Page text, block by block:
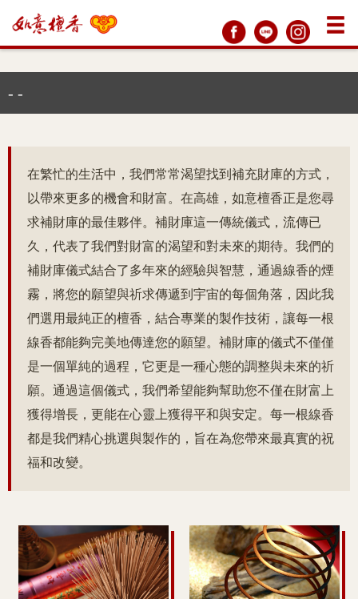
- -
在繁忙的生活中，我們常常渴望找到補充財庫的方式，
以帶來更多的機會和財富。在高雄，如意檀香正是您尋
求補財庫的最佳夥伴。補財庫這一傳統儀式，流傳已
久，代表了我們對財富的渴望和對未來的期待。我們的
補財庫儀式結合了多年來的經驗與智慧，通過線香的煙
霧，將您的願望與祈求傳遞到宇宙的每個角落，因此我
們選用最純正的檀香，結合專業的製作技術，讓每一根
線香都能夠完美地傳達您的願望。補財庫的儀式不僅僅
是一個單純的過程，它更是一種心態的調整與未來的祈
願。通過這個儀式，我們希望能夠幫助您不僅在財富上
獲得增長，更能在心靈上獲得平和與安定。每一根線香
都是我們精心挑選與製作的，旨在為您帶來最真實的祝
福和改變。